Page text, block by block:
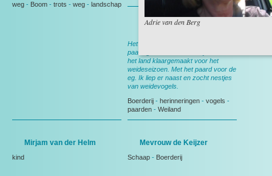
Adrie van den Berg
weg - Boom - trots - weg - landschap
Bert van Leeuwen
Het meeste werk werd nog met het
paard gedaan. In het voorjaar werd
het land klaargemaakt voor het
weideseizoen. Met het paard voor de
eg. Ik liep er naast en zocht nestjes
van weidevogels.
Boerderij - herinneringen - vogels -
paarden - Weiland
Mirjam van der Helm
kind
Mevrouw de Keijzer
Schaap - Boerderij